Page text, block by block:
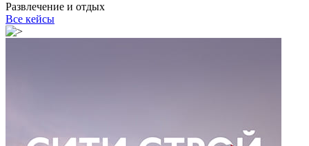
Развлечение и отдых
Все кейсы